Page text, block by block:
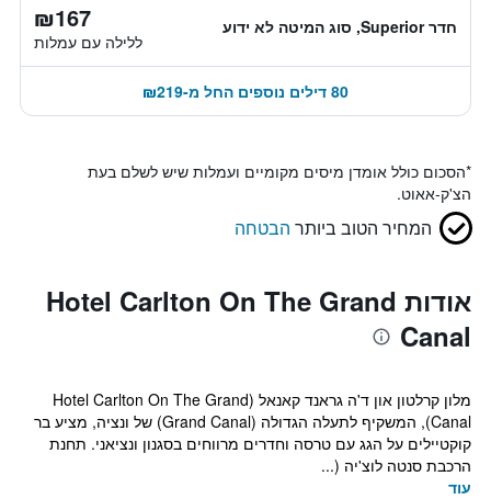
חדר Superior, סוג המיטה לא ידוע ₪167
ללילה עם עמלות
80 דילים נוספים החל מ-₪219
*הסכום כולל אומדן מיסים מקומיים ועמלות שיש לשלם בעת
הצ'ק-אאוט.
המחיר הטוב ביותר הבטחה
אודות Hotel Carlton On The Grand
Canal
מלון קרלטון און ד'ה גראנד קאנאל (Hotel Carlton On The Grand
Canal), המשקיף לתעלה הגדולה (Grand Canal) של ונציה, מציע בר
קוקטיילים על הגג עם טרסה וחדרים מרווחים בסגנון ונציאני. תחנת
הרכבת סנטה לוצ'יה (...
עוד